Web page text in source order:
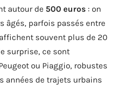
autour de 500 euros : on
âgés, parfois passés entre
souvent plus de 20
surprise, ce sont
ou Piaggio, robustes
années de trajets urbains